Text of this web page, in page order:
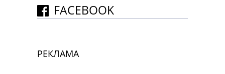
FACEBOOK
РЕКЛАМА